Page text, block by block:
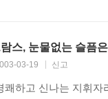
스, 눈물없는 슬픔
03-19 신고
쾌하고 신나는 지휘